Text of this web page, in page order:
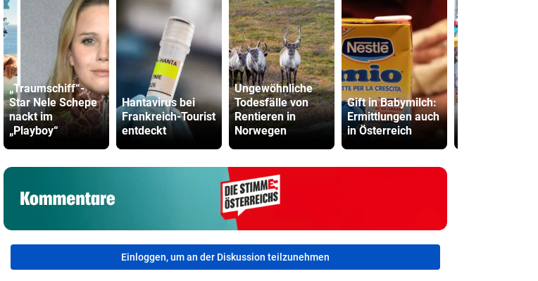
„Traumschiff“-
Star Nele Schepe
nackt im
„Playboy“
Hantavirus bei
Frankreich-Tourist
entdeckt
Ungewöhnliche
Todesfälle von
Rentieren in
Norwegen
Gift in Babymilch:
Ermittlungen auch
in Österreich
Einloggen, um an der Diskussion teilzunehmen